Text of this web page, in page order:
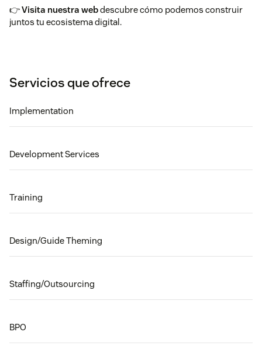
👉Visita nuestra webdescubre cómo podemos construir
juntos tu ecosistema digital.
Servicios que ofrece
Implementation
Development Services
Training
Design/Guide Theming
Staffing/Outsourcing
BPO